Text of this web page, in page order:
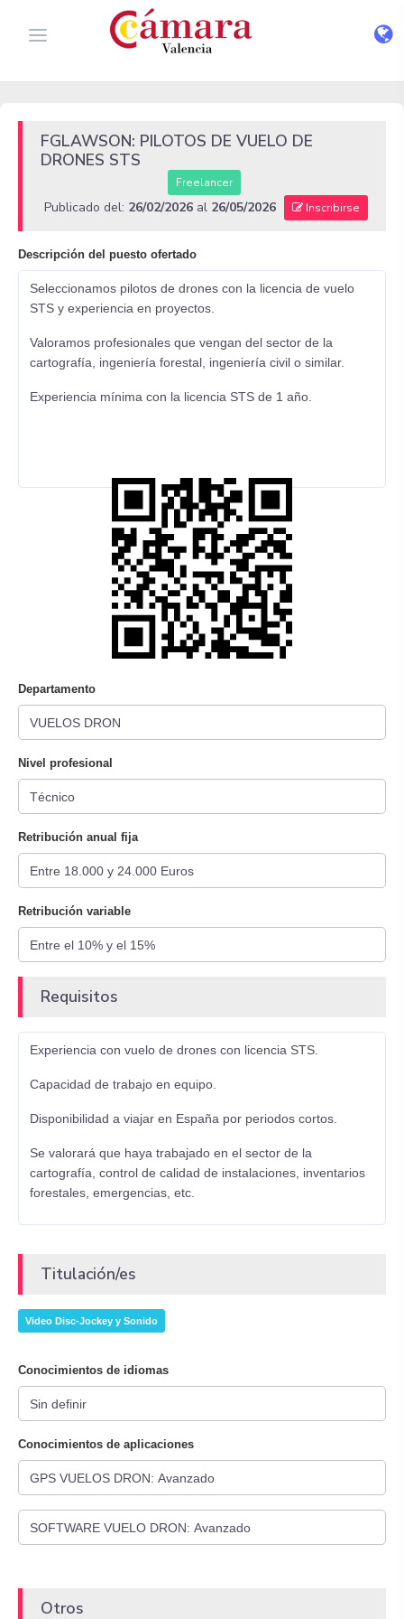
FGLAWSON: PILOTOS DE VUELO DE
DRONES STS
Freelancer
Publicado del: 26/02/2026 al 26/05/2026 Inscribirse
Descripción del puesto ofertado
Seleccionamos pilotos de drones con la licencia de vuelo
STS y experiencia en proyectos.
Valoramos profesionales que vengan del sector de la
cartografía, ingeniería forestal, ingeniería civil o similar.
Experiencia mínima con la licencia STS de 1 año.
Departamento
Nivel profesional
Retribución anual fija
Retribución variable
Requisitos
Experiencia con vuelo de drones con licencia STS.
Capacidad de trabajo en equipo.
Disponibilidad a viajar en España por periodos cortos.
Se valorará que haya trabajado en el sector de la
cartografía, control de calidad de instalaciones, inventarios
forestales, emergencias, etc.
Titulación/es
Video Disc-Jockey y Sonido
Conocimientos de idiomas
Conocimientos de aplicaciones
Otros